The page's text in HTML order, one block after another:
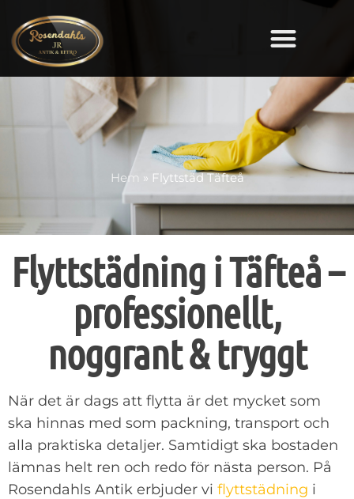
Hem » Flyttstäd Täfteå
Flyttstädning i Täfteå –
professionellt,
noggrant & tryggt
När det är dags att flytta är det mycket som
ska hinnas med som packning, transport och
alla praktiska detaljer. Samtidigt ska bostaden
lämnas helt ren och redo för nästa person. På
Rosendahls Antik erbjuder vi flyttstädning i